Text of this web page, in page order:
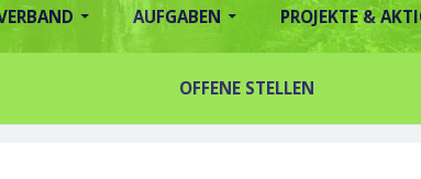
AUFGABEN PROJEKTE &
OFFENE STELLEN